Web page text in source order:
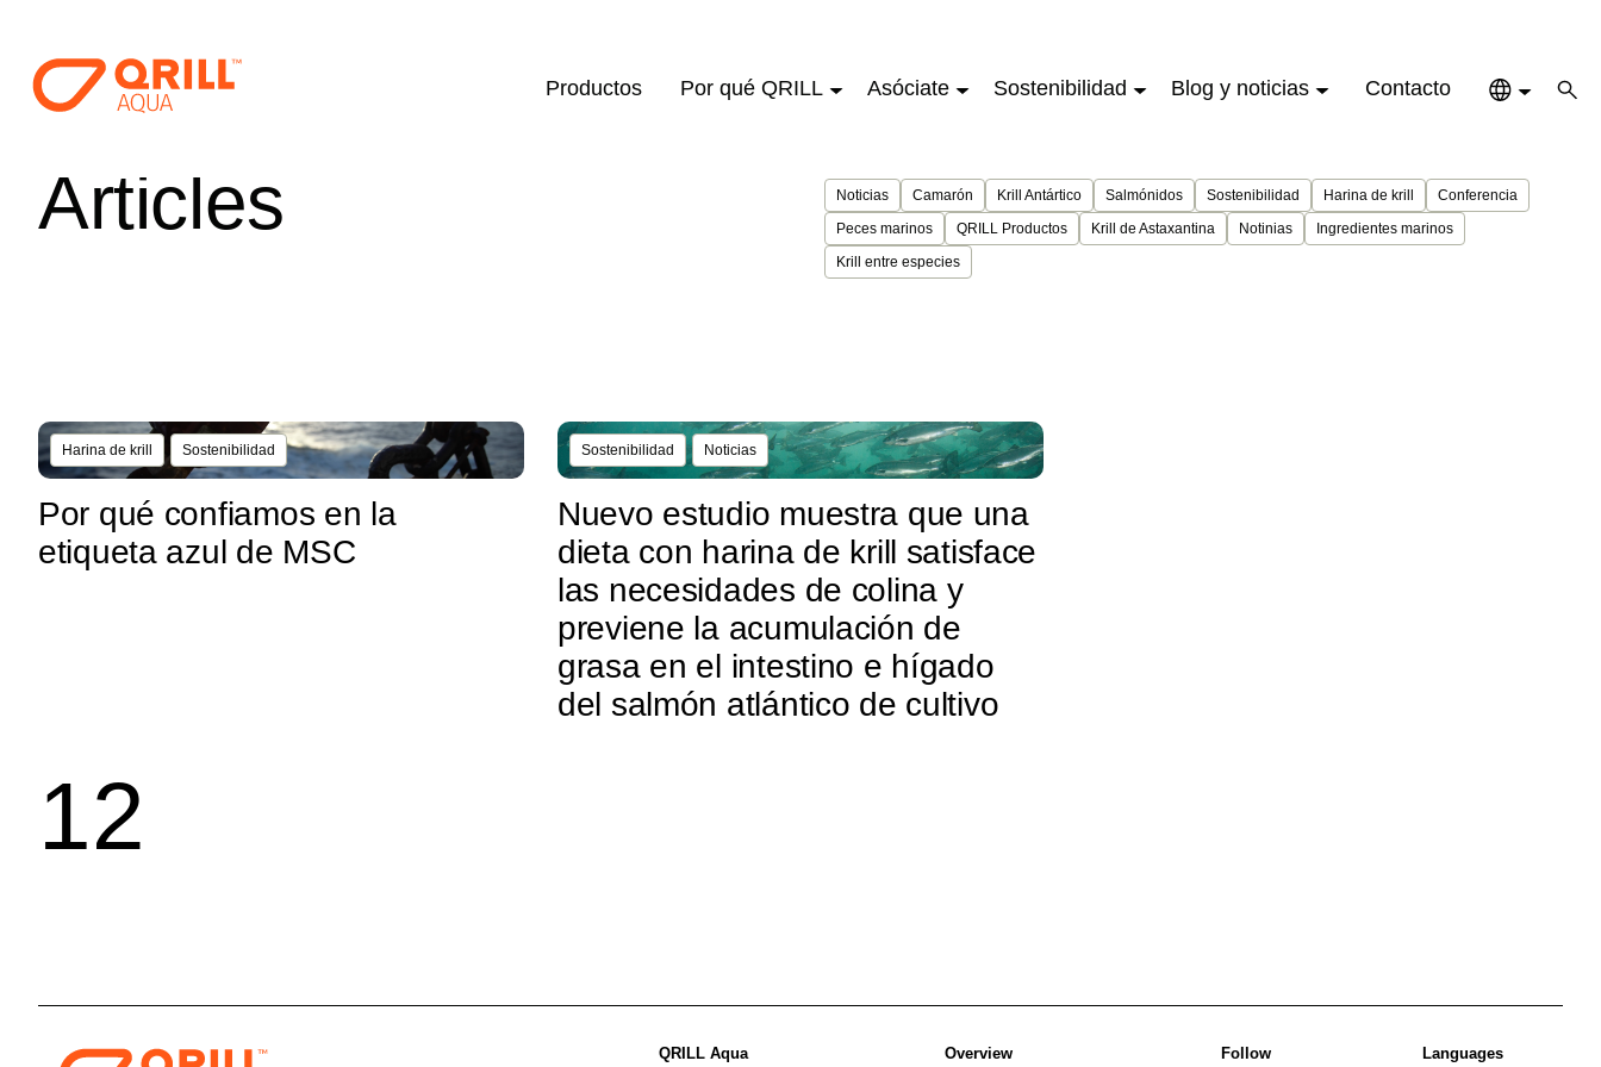
Productos Por qué QRILL Asóciate Sostenibilidad Blog y noticias Contacto
Articles Noticias Camarón Krill Antártico Salmónidos Sostenibilidad Harina de krill
Conferencia
Peces marinos
QRILL Productos Krill de Astaxantina Notinias
Ingredientes marinos
Krill entre especies
Harina de krill Sostenibilidad
Por qué confiamos en la
etiqueta azul de MSC
Sostenibilidad Noticias
Nuevo estudio muestra que una
dieta con harina de krill satisface
las necesidades de colina y
previene la acumulación de
grasa en el intestino e hígado
del salmón atlántico de cultivo
12
QRILL Aqua Overview Follow Languages